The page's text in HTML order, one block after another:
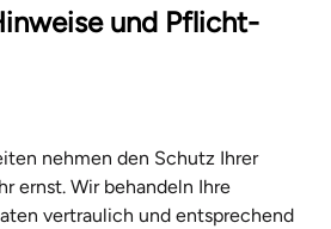
und Pflicht­
nehmen den Schutz Ihrer
ernst. Wir behandeln Ihre
vertraulich und entsprechend